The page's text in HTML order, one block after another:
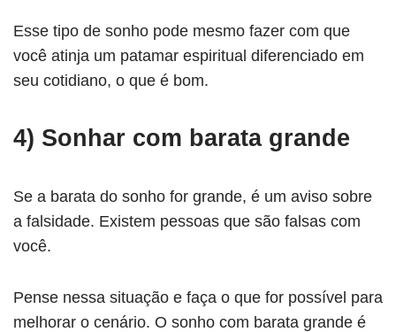
Esse tipo de sonho pode mesmo fazer com que
você atinja um patamar espiritual diferenciado em
seu cotidiano, o que é bom.
4) Sonhar com barata grande
Se a barata do sonho for grande, é um aviso sobre
a falsidade. Existem pessoas que são falsas com
você.
Pense nessa situação e faça o que for possível para
melhorar o cenário. O sonho com barata grande é